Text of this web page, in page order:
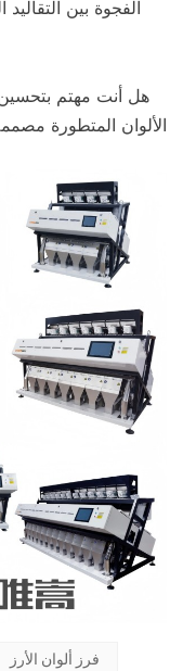
الفجوة بين
هل أنت مهتم
الألوان المتطورة
فرز ألوان الأرز